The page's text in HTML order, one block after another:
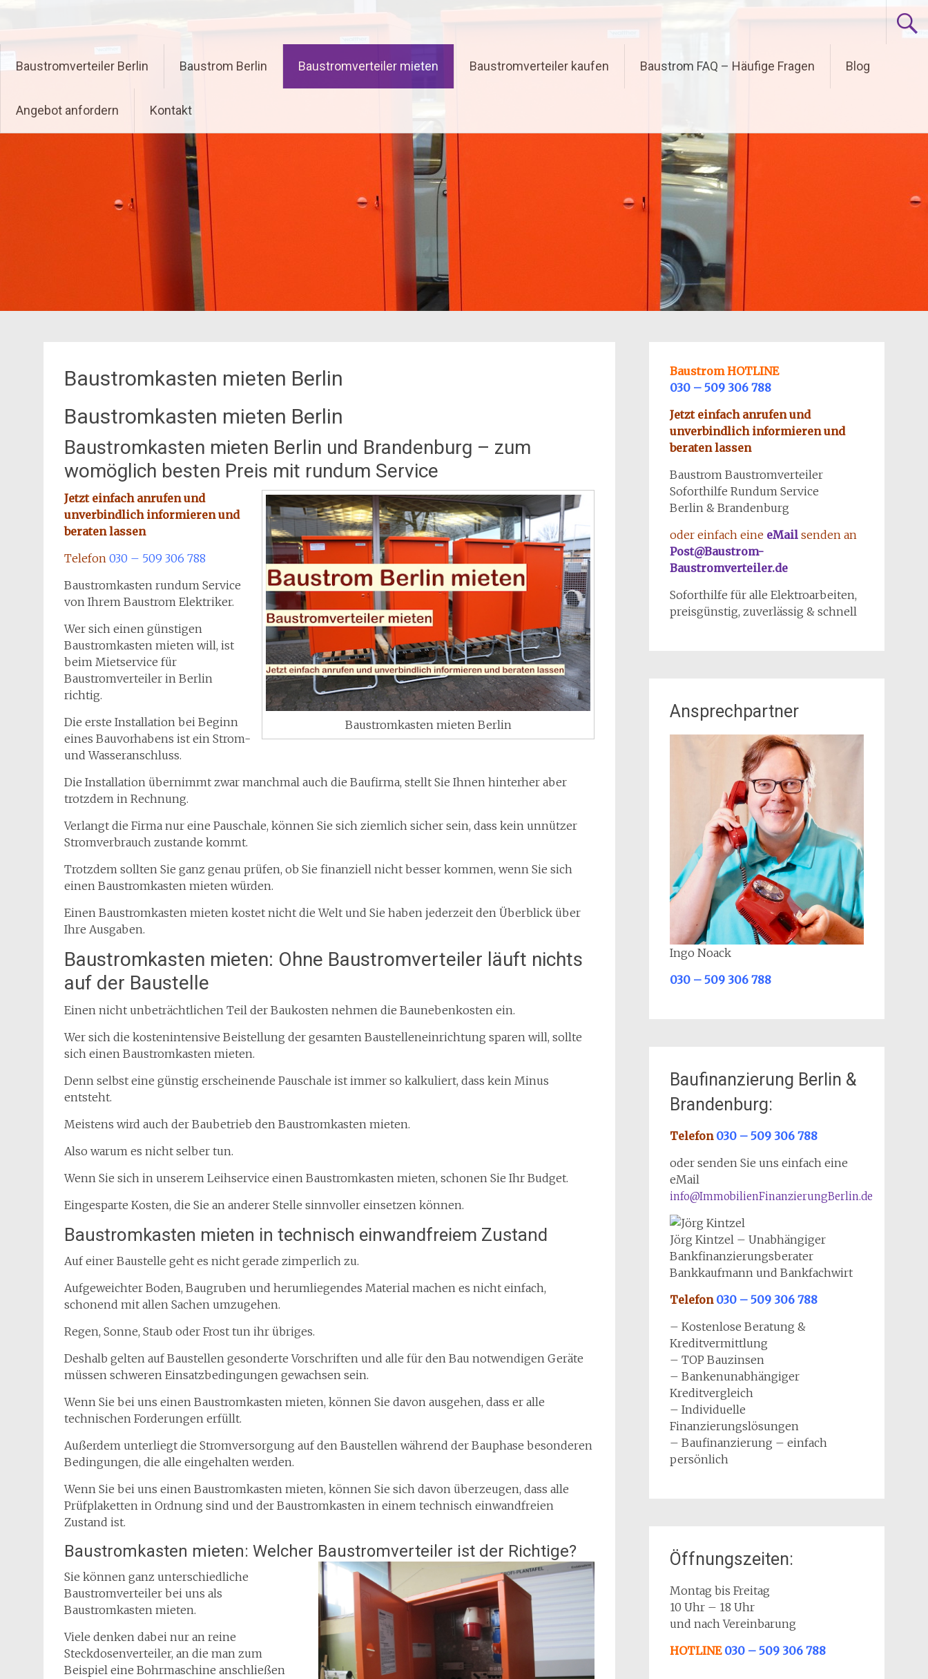
springen
Baustromverteiler Berlin Baustrom Berlin Baustromverteiler mieten Baustromverteiler kaufen Baustrom FAQ – Häufige Fragen Blog
Angebot anfordern Kontakt
Baustromkasten mieten Berlin
Baustromkasten mieten Berlin
Baustromkasten mieten Berlin und Brandenburg – zum
womöglich besten Preis mit rundum Service
Baustromkasten mieten Berlin
Jetzt einfach anrufen und
unverbindlich informieren und
beraten lassen
Telefon 030 – 509 306 788
Baustromkasten rundum Service
von Ihrem Baustrom Elektriker.
Wer sich einen günstigen
Baustromkasten mieten will, ist
beim Mietservice für
Baustromverteiler in Berlin
richtig.
Die erste Installation bei Beginn
eines Bauvorhabens ist ein Strom-
und Wasseranschluss.
Die Installation übernimmt zwar manchmal auch die Baufirma, stellt Sie Ihnen hinterher aber
trotzdem in Rechnung.
Verlangt die Firma nur eine Pauschale, können Sie sich ziemlich sicher sein, dass kein unnützer
Stromverbrauch zustande kommt.
Trotzdem sollten Sie ganz genau prüfen, ob Sie finanziell nicht besser kommen, wenn Sie sich
einen Baustromkasten mieten würden.
Einen Baustromkasten mieten kostet nicht die Welt und Sie haben jederzeit den Überblick über
Ihre Ausgaben.
Baustromkasten mieten: Ohne Baustromverteiler läuft nichts
auf der Baustelle
Einen nicht unbeträchtlichen Teil der Baukosten nehmen die Baunebenkosten ein.
Wer sich die kostenintensive Beistellung der gesamten Baustelleneinrichtung sparen will, sollte
sich einen Baustromkasten mieten.
Denn selbst eine günstig erscheinende Pauschale ist immer so kalkuliert, dass kein Minus
entsteht.
Meistens wird auch der Baubetrieb den Baustromkasten mieten.
Also warum es nicht selber tun.
Wenn Sie sich in unserem Leihservice einen Baustromkasten mieten, schonen Sie Ihr Budget.
Eingesparte Kosten, die Sie an anderer Stelle sinnvoller einsetzen können.
Baustromkasten mieten in technisch einwandfreiem Zustand
Auf einer Baustelle geht es nicht gerade zimperlich zu.
Aufgeweichter Boden, Baugruben und herumliegendes Material machen es nicht einfach,
schonend mit allen Sachen umzugehen.
Regen, Sonne, Staub oder Frost tun ihr übriges.
Deshalb gelten auf Baustellen gesonderte Vorschriften und alle für den Bau notwendigen Geräte
müssen schweren Einsatzbedingungen gewachsen sein.
Wenn Sie bei uns einen Baustromkasten mieten, können Sie davon ausgehen, dass er alle
technischen Forderungen erfüllt.
Außerdem unterliegt die Stromversorgung auf den Baustellen während der Bauphase besonderen
Bedingungen, die alle eingehalten werden.
Wenn Sie bei uns einen Baustromkasten mieten, können Sie sich davon überzeugen, dass alle
Prüfplaketten in Ordnung sind und der Baustromkasten in einem technisch einwandfreien
Zustand ist.
Baustromkasten mieten: Welcher Baustromverteiler ist der Richtige?
Sie können ganz unterschiedliche
Baustromverteiler bei uns als
Baustromkasten mieten.
Viele denken dabei nur an reine
Steckdosenverteiler, an die man zum
Beispiel eine Bohrmaschine anschließen
Baustrom HOTLINE
030 – 509 306 788
Jetzt einfach anrufen und
unverbindlich informieren und
beraten lassen
Baustrom Baustromverteiler
Soforthilfe Rundum Service
Berlin & Brandenburg
oder einfach eine eMailsenden an
Post@Baustrom-
Baustromverteiler.de
Soforthilfe für alle Elektroarbeiten,
preisgünstig, zuverlässig & schnell
Ansprechpartner
Ingo Noack
030 – 509 306 788
Baufinanzierung Berlin &
Brandenburg:
Telefon 030 – 509 306 788
oder senden Sie uns einfach eine
eMail
info@ImmobilienFinanzierungBerlin.de
Jörg Kintzel – Unabhängiger
Bankfinanzierungsberater
Bankkaufmann und Bankfachwirt
Telefon 030 – 509 306 788
– Kostenlose Beratung &
Kreditvermittlung
– TOP Bauzinsen
– Bankenunabhängiger
Kreditvergleich
– Individuelle
Finanzierungslösungen
– Baufinanzierung – einfach
persönlich
Öffnungszeiten:
Montag bis Freitag
10 Uhr – 18 Uhr
und nach Vereinbarung
HOTLINE 030 – 509 306 788